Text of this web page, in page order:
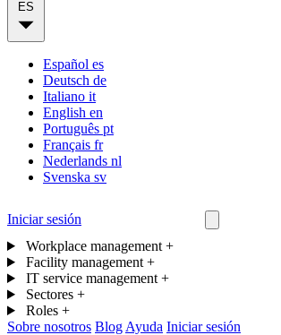
Español es
Deutsch de
Italiano it
English en
Português pt
Français fr
Nederlands nl
Svenska sv
Iniciar sesión
Workplace management +
Facility management +
IT service management +
Sectores +
Roles +
Sobre nosotros Blog Ayuda Iniciar sesión